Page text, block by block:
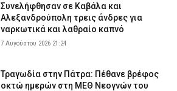
Συνελήφθησαν σε Καβάλα και
Αλεξανδρούπολη τρεις άνδρες για
ναρκωτικά και λαθραίο καπνό
7 Αυγούστου 2026 21:24
Τραγωδία στην Πάτρα: Πέθανε βρέφος
οκτώ ημερών στη ΜΕΘ Νεογνών του